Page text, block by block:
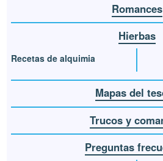
Romances
Hierbas
Recetas de alquimia
Mapas del
Trucos y
Preguntas